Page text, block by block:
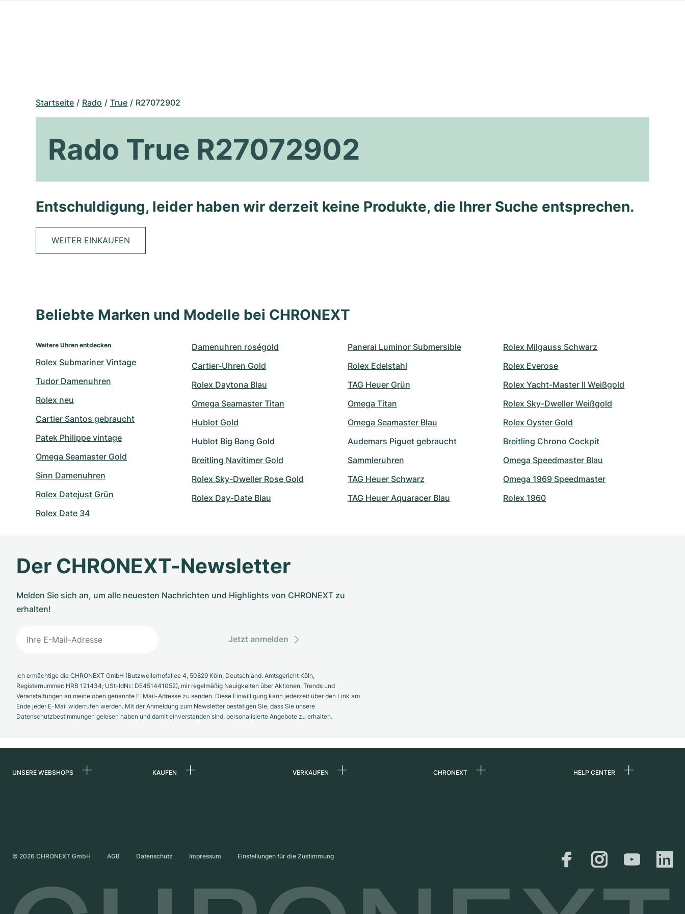
Startseite Rado True R27072902
Rado True R27072902
Entschuldigung, leider haben wir derzeit keine Produkte, die Ihrer Suche entsprechen.
WEITER EINKAUFEN
Beliebte Marken und Modelle bei CHRONEXT
Weitere Uhren entdecken
Rolex Submariner Vintage
Tudor Damenuhren
Rolex neu
Cartier Santos gebraucht
Patek Philippe vintage
Omega Seamaster Gold
Sinn Damenuhren
Rolex Datejust Grün
Rolex Date 34
Damenuhren roségold
Cartier-Uhren Gold
Rolex Daytona Blau
Omega Seamaster Titan
Hublot Gold
Hublot Big Bang Gold
Breitling Navitimer Gold
Rolex Sky-Dweller Rose Gold
Rolex Day-Date Blau
Panerai Luminor Submersible
Rolex Edelstahl
TAG Heuer Grün
Omega Titan
Omega Seamaster Blau
Audemars Piguet gebraucht
Sammleruhren
TAG Heuer Schwarz
TAG Heuer Aquaracer Blau
Rolex Milgauss Schwarz
Rolex Everose
Rolex Yacht-Master II Weißgold
Rolex Sky-Dweller Weißgold
Rolex Oyster Gold
Breitling Chrono Cockpit
Omega Speedmaster Blau
Omega 1969 Speedmaster
Rolex 1960
Der CHRONEXT-Newsletter
Melden Sie sich an, um alle neuesten Nachrichten und Highlights von CHRONEXT zu
erhalten!
Jetzt anmelden
Ich ermächtige die CHRONEXT GmbH (Butzweilerhofallee 4, 50829 Köln, Deutschland. Amtsgericht Köln,
Registernummer: HRB 121434; USt-IdNr.: DE451441052), mir regelmäßig Neuigkeiten über Aktionen, Trends und
Veranstaltungen an meine oben genannte E-Mail-Adresse zu senden. Diese Einwilligung kann jederzeit über den Link am
Ende jeder E-Mail widerrufen werden. Mit der Anmeldung zum Newsletter bestätigen Sie, dass Sie unsere
Datenschutzbestimmungen gelesen haben und damit einverstanden sind, personalisierte Angebote zu erhalten.
UNSERE WEBSHOPS
Vereinigtes Königreich
KAUFEN VERKAUFEN CHRONEXT HELP CENTER
Versand &
Rückgaberecht
© 2026 CHRONEXT GmbH AGB Datenschutz Impressum Einstellungen für die Zustimmung